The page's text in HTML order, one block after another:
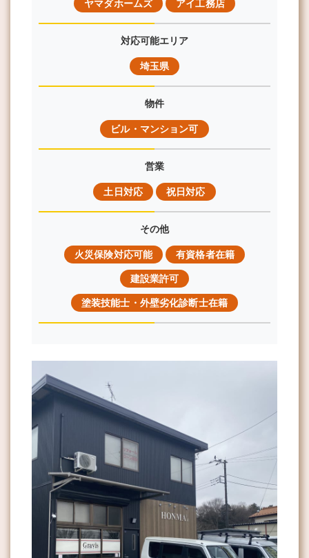
ヤマダホームズ アイ工務店
対応可能エリア
埼玉県
物件
ビル・マンション可
営業
土日対応 祝日対応
その他
火災保険対応可能 有資格者在籍
建設業許可
塗装技能士・外壁劣化診断士在籍